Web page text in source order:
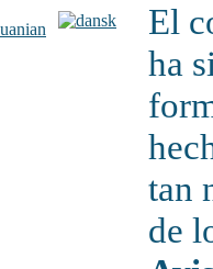
El
ha
tan
de